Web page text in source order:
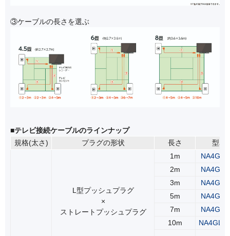
③ケーブルの長さを選ぶ
■テレビ接続ケーブルのラインナップ
規格(太さ)
プラグの形状 長さ 型名
L型プッシュプラグ
×
ストレートプッシュプラグ
1m
2m
3m
5m
7m
10m